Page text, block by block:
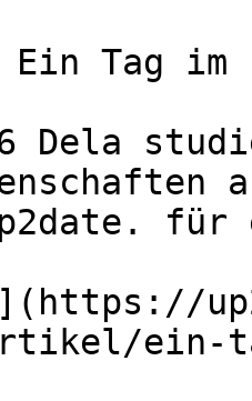
Tag im
Dela
für
ein-